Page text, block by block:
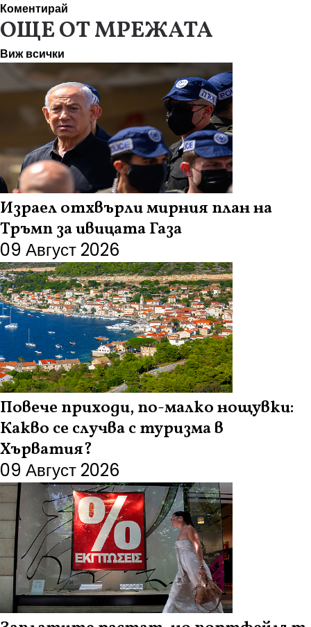
Коментирай
ОЩЕ ОТ МРЕЖАТА
Виж всички
Израел отхвърли мирния план на
Тръмп за ивицата Газа
09 Август 2026
Повече приходи, по-малко нощувки:
Какво се случва с туризма в
Хърватия?
09 Август 2026